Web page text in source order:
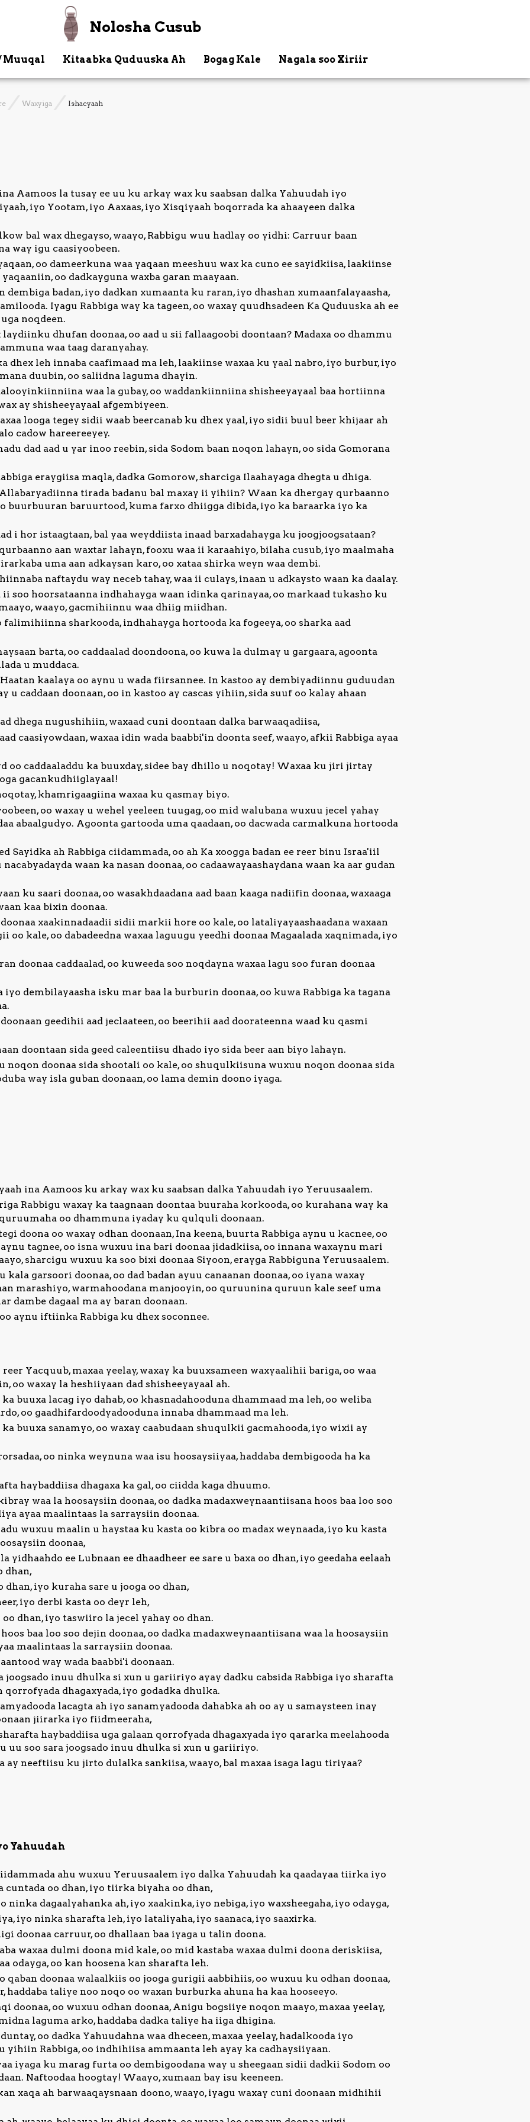
Nolosha Cusub
Muuqal Kitaabka Quduuska Ah Bogag Kale Nagala soo Xiriir
Waxyiga Ishacyaah
Aamoos la tusay ee uu ku arkay wax ku saabsan dalka Yahuudah iyo
iyo Yootam, iyo Aaxaas, iyo Xisqiyaah boqorrada ka ahaayeen dalka
bal wax dhegayso, waayo, Rabbigu wuu hadlay oo yidhi: Carruur baan
way igu caasiyoobeen.
oo dameerkuna waa yaqaan meeshuu wax ka cuno ee sayidkiisa, laakiinse
oo dadkayguna waxba garan maayaan.
badan, iyo dadkan xumaanta ku raran, iyo dhashan xumaanfalayaasha,
Iyagu Rabbiga way ka tageen, oo waxay quudhsadeen Ka Quduuska ah ee
noqdeen.
dhufan doonaa, oo aad u sii fallaagoobi doontaan? Madaxa oo dhammu
waa taag daranyahay.
dhex leh innaba caafimaad ma leh, laakiinse waxaa ku yaal nabro, iyo burbur, iyo
duubin, oo saliidna laguma dhayin.
waa la gubay, oo waddankiinniina shisheeyayaal baa hortiinna
ay shisheeyayaal afgembiyeen.
looga tegey sidii waab beercanab ku dhex yaal, iyo sidii buul beer khijaar ah
cadow hareereeyey.
dad aad u yar inoo reebin, sida Sodom baan noqon lahayn, oo sida Gomorana
eraygiisa maqla, dadka Gomorow, sharciga Ilaahayaga dhegta u dhiga.
tirada badanu bal maxay ii yihiin? Waan ka dhergay qurbaanno
buurbuuran baruurtood, kuma farxo dhiigga dibida, iyo ka baraarka iyo ka
i hor istaagtaan, bal yaa weyddiista inaad barxadahayga ku joogjoogsataan?
aan waxtar lahayn, fooxu waa ii karaahiyo, bilaha cusub, iyo maalmaha
uma aan adkaysan karo, oo xataa shirka weyn waa dembi.
naftaydu way neceb tahay, waa ii culays, inaan u adkaysto waan ka daalay.
soo hoorsataanna indhahayga waan idinka qarinayaa, oo markaad tukasho ku
waayo, gacmihiinnu waa dhiig miidhan.
sharkooda, indhahayga hortooda ka fogeeya, oo sharka aad
barta, oo caddaalad doondoona, oo kuwa la dulmay u gargaara, agoonta
u muddaca.
kaalaya oo aynu u wada fiirsannee. In kastoo ay dembiyadiinnu guduudan
u caddaan doonaan, oo in kastoo ay cascas yihiin, sida suuf oo kalay ahaan
dhega nugushihiin, waxaad cuni doontaan dalka barwaaqadiisa,
caasiyowdaan, waxaa idin wada baabbi'in doonta seef, waayo, afkii Rabbiga ayaa
oo caddaaladdu ka buuxday, sidee bay dhillo u noqotay! Waxaa ku jiri jirtay
gacankudhiiglayaal!
khamrigaagiina waxaa ku qasmay biyo.
oo waxay u wehel yeeleen tuugag, oo mid walubana wuxuu jecel yahay
abaalgudyo. Agoonta gartooda uma qaadaan, oo dacwada carmalkuna hortooda
Sayidka ah Rabbiga ciidammada, oo ah Ka xoogga badan ee reer binu Israa'iil
waan ka nasan doonaa, oo cadaawayaashaydana waan ka aar gudan
ku saari doonaa, oo wasakhdaadana aad baan kaaga nadiifin doonaa, waxaaga
kaa bixin doonaa.
xaakinnadaadii sidii markii hore oo kale, oo lataliyayaashaadana waxaan
kale, oo dabadeedna waxaa laguugu yeedhi doonaa Magaalada xaqnimada, iyo
doonaa caddaalad, oo kuweeda soo noqdayna waxaa lagu soo furan doonaa
dembilayaasha isku mar baa la burburin doonaa, oo kuwa Rabbiga ka tagana
geedihii aad jeclaateen, oo beerihii aad doorateenna waad ku qasmi
doontaan sida geed caleentiisu dhado iyo sida beer aan biyo lahayn.
noqon doonaa sida shootali oo kale, oo shuqulkiisuna wuxuu noqon doonaa sida
way isla guban doonaan, oo lama demin doono iyaga.
ina Aamoos ku arkay wax ku saabsan dalka Yahuudah iyo Yeruusaalem.
Rabbigu waxay ka taagnaan doontaa buuraha korkooda, oo kurahana way ka
oo dhammuna iyaday ku qulquli doonaan.
doona oo waxay odhan doonaan, Ina keena, buurta Rabbiga aynu u kacnee, oo
tagnee, oo isna wuxuu ina bari doonaa jidadkiisa, oo innana waxaynu mari
sharcigu wuxuu ka soo bixi doonaa Siyoon, erayga Rabbiguna Yeruusaalem.
garsoori doonaa, oo dad badan ayuu canaanan doonaa, oo iyana waxay
marashiyo, warmahoodana manjooyin, oo quruunina quruun kale seef uma
dambe dagaal ma ay baran doonaan.
aynu iftiinka Rabbiga ku dhex soconnee.
Yacquub, maxaa yeelay, waxay ka buuxsameen waxyaalihii bariga, oo waa
oo waxay la heshiiyaan dad shisheeyayaal ah.
buuxa lacag iyo dahab, oo khasnadahooduna dhammaad ma leh, oo weliba
oo gaadhifardoodyadooduna innaba dhammaad ma leh.
buuxa sanamyo, oo waxay caabudaan shuqulkii gacmahooda, iyo wixii ay
oo ninka weynuna waa isu hoosaysiiyaa, haddaba dembigooda ha ka
haybaddiisa dhagaxa ka gal, oo ciidda kaga dhuumo.
waa la hoosaysiin doonaa, oo dadka madaxweynaantiisana hoos baa loo soo
ayaa maalintaas la sarraysiin doonaa.
wuxuu maalin u haystaa ku kasta oo kibra oo madax weynaada, iyo ku kasta
doonaa,
yidhaahdo ee Lubnaan ee dhaadheer ee sare u baxa oo dhan, iyo geedaha eelaah
dhan,
iyo kuraha sare u jooga oo dhan,
iyo derbi kasta oo deyr leh,
dhan, iyo taswiiro la jecel yahay oo dhan.
baa loo soo dejin doonaa, oo dadka madaxweynaantiisana waa la hoosaysiin
maalintaas la sarraysiin doonaa.
way wada baabbi'i doonaan.
joogsado inuu dhulka si xun u gariiriyo ayay dadku cabsida Rabbiga iyo sharafta
qorrofyada dhagaxyada, iyo godadka dhulka.
lacagta ah iyo sanamyadooda dahabka ah oo ay u samaysteen inay
jiirarka iyo fiidmeeraha,
haybaddiisa uga galaan qorrofyada dhagaxyada iyo qararka meelahooda
uu soo sara joogsado inuu dhulka si xun u gariiriyo.
ay neeftiisu ku jirto dulalka sankiisa, waayo, bal maxaa isaga lagu tiriyaa?
Yahuudah
ahu wuxuu Yeruusaalem iyo dalka Yahuudah ka qaadayaa tiirka iyo
cuntada oo dhan, iyo tiirka biyaha oo dhan,
ninka dagaalyahanka ah, iyo xaakinka, iyo nebiga, iyo waxsheegaha, iyo odayga,
iyo ninka sharafta leh, iyo lataliyaha, iyo saanaca, iyo saaxirka.
doonaa carruur, oo dhallaan baa iyaga u talin doona.
waxaa dulmi doona mid kale, oo mid kastaba waxaa dulmi doona deriskiisa,
odayga, oo kan hoosena kan sharafta leh.
qaban doonaa walaalkiis oo jooga gurigii aabbihiis, oo wuxuu ku odhan doonaa,
haddaba taliye noo noqo oo waxan burburka ahuna ha kaa hooseeyo.
doonaa, oo wuxuu odhan doonaa, Anigu bogsiiye noqon maayo, maxaa yeelay,
laguma arko, haddaba dadka taliye ha iiga dhigina.
oo dadka Yahuudahna waa dheceen, maxaa yeelay, hadalkooda iyo
yihiin Rabbiga, oo indhihiisa ammaanta leh ayay ka cadhaysiiyaan.
iyaga ku marag furta oo dembigoodana way u sheegaan sidii dadkii Sodom oo
Naftoodaa hoogtay! Waayo, xumaan bay isu keeneen.
xaqa ah barwaaqaysnaan doono, waayo, iyagu waxay cuni doonaan midhihii